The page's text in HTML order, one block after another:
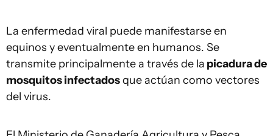
La enfermedad viral puede manifestarse en
equinos y eventualmente en humanos. Se
transmite principalmente a través de la picadura de
mosquitos infectadosque actúan como vectores
del virus.